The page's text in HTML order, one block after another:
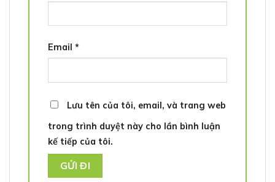
Email *
Lưu tên của tôi, email, và trang web
trong trình duyệt này cho lần bình luận
kế tiếp của tôi.